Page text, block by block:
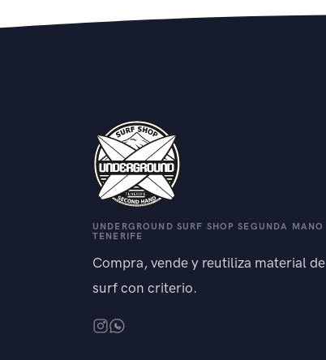
UNDERGROUND SURF SHOP SEGUNDA MANO
TENERIFE
Compra, vende y reutiliza material de
surf con criterio.